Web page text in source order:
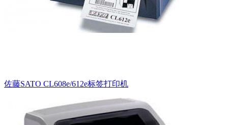
佐藤SATO CL608e/612e标签打印机